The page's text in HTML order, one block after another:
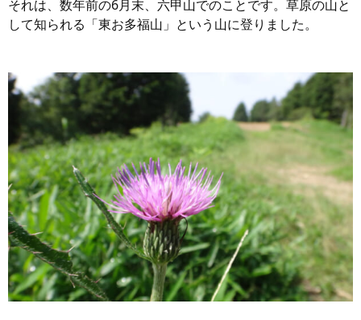
それは、数年前の6月末、六甲山でのことです。草原の山と
して知られる「東お多福山」という山に登りました。